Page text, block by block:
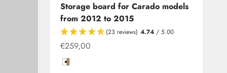
Storage board for Carado models
from 2012 to 2015
(23 reviews) 4.74 / 5.00
Offer from
€259,00
Hochglanzweiß mit Kante in Kirsche/Havanna
motorhome, caravan or camper?
shapes, as well as foldable or classic.
to match our storage boards and shelves.